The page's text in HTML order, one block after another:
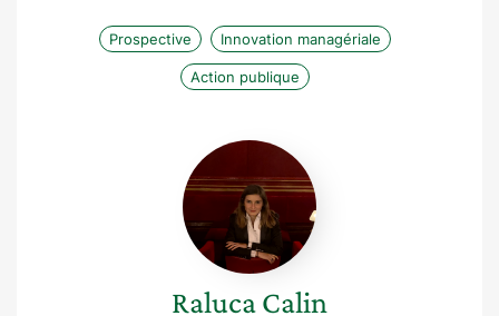
Prospective Innovation managériale
Action publique
Raluca
Calin
RalucaCalin